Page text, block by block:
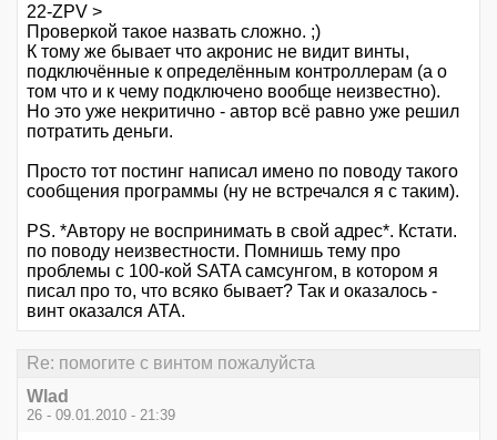
22-ZPV >
Проверкой такое назвать сложно. ;)
К тому же бывает что акронис не видит винты,
подключённые к определённым контроллерам (а о
том что и к чему подключено вообще неизвестно).
Но это уже некритично - автор всё равно уже решил
потратить деньги.
Просто тот постинг написал имено по поводу такого
сообщения программы (ну не встречался я с таким).
PS. *Автору не воспринимать в свой адрес*. Кстати.
по поводу неизвестности. Помнишь тему про
проблемы с 100-кой SATA самсунгом, в котором я
писал про то, что всяко бывает? Так и оказалось -
винт оказался АТА.
Re: помогите с винтом пожалуйста
Wlad
26 - 09.01.2010 - 21:39